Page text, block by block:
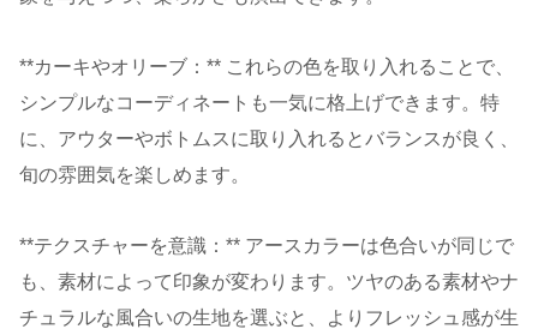
**カーキやオリーブ：** これらの色を取り入れることで、
シンプルなコーディネートも一気に格上げできます。特
に、アウターやボトムスに取り入れるとバランスが良く、
旬の雰囲気を楽しめます。
**テクスチャーを意識：** アースカラーは色合いが同じで
も、素材によって印象が変わります。ツヤのある素材やナ
チュラルな風合いの生地を選ぶと、よりフレッシュ感が生